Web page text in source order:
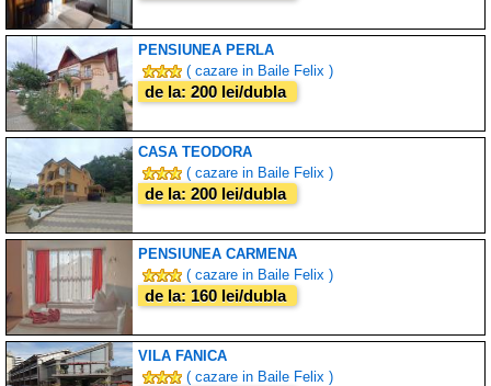
PENSIUNEA PERLA
( cazare in Baile Felix )
de la: 200 lei/dubla
CASA TEODORA
( cazare in Baile Felix )
de la: 200 lei/dubla
PENSIUNEA CARMENA
( cazare in Baile Felix )
de la: 160 lei/dubla
VILA FANICA
( cazare in Baile Felix )